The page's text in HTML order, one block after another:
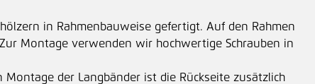
in Rahmenbauweise gefertigt. Auf den Rahmen
Montage verwenden wir hochwertige Schrauben in
der Langbänder ist die Rückseite zusätzlich